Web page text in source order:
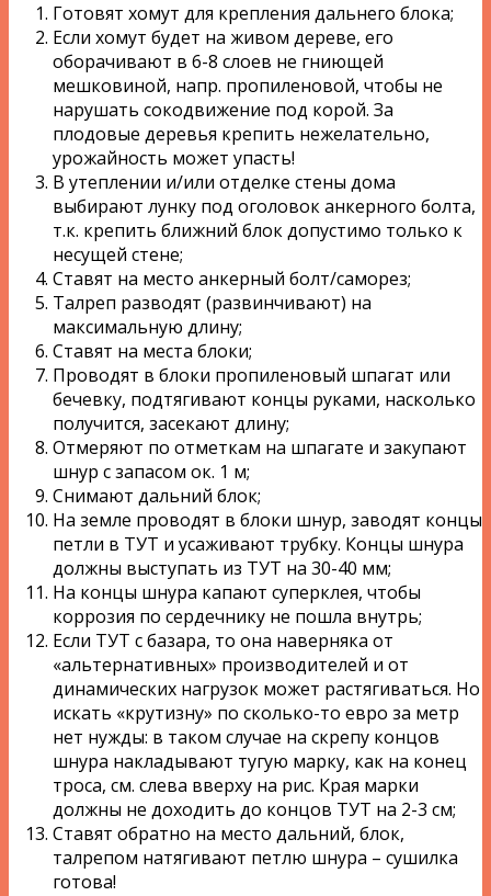
Готовят хомут для крепления дальнего блока;
Если хомут будет на живом дереве, его
оборачивают в 6-8 слоев не гниющей
мешковиной, напр. пропиленовой, чтобы не
нарушать сокодвижение под корой. За
плодовые деревья крепить нежелательно,
урожайность может упасть!
В утеплении и/или отделке стены дома
выбирают лунку под оголовок анкерного болта,
т.к. крепить ближний блок допустимо только к
несущей стене;
Ставят на место анкерный болт/саморез;
Талреп разводят (развинчивают) на
максимальную длину;
Ставят на места блоки;
Проводят в блоки пропиленовый шпагат или
бечевку, подтягивают концы руками, насколько
получится, засекают длину;
Отмеряют по отметкам на шпагате и закупают
шнур с запасом ок. 1 м;
Снимают дальний блок;
На земле проводят в блоки шнур, заводят концы
петли в ТУТ и усаживают трубку. Концы шнура
должны выступать из ТУТ на 30-40 мм;
На концы шнура капают суперклея, чтобы
коррозия по сердечнику не пошла внутрь;
Если ТУТ с базара, то она наверняка от
«альтернативных» производителей и от
динамических нагрузок может растягиваться. Но
искать «крутизну» по сколько-то евро за метр
нет нужды: в таком случае на скрепу концов
шнура накладывают тугую марку, как на конец
троса, см. слева вверху на рис. Края марки
должны не доходить до концов ТУТ на 2-3 см;
Ставят обратно на место дальний, блок,
талрепом натягивают петлю шнура – сушилка
готова!